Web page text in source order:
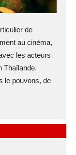
de
au cinéma,
les acteurs
Thaïlande.
le pouvons, de